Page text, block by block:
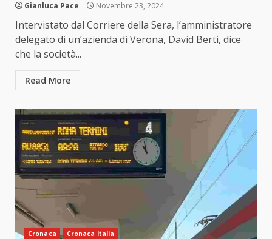
Gianluca Pace Novembre 23, 2024
Intervistato dal Corriere della Sera, l’amministratore
delegato di un’azienda di Verona, David Berti, dice
che la società...
Read More
Cronaca Cronaca Italia